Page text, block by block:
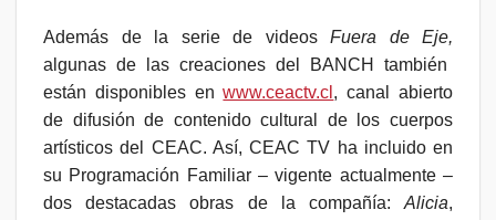
Además de la serie de videos Fuera de Eje,
algunas de las creaciones del BANCH también
están disponibles enwww.ceactv.cl , canal abierto
de difusión de contenido cultural de los cuerpos
artísticos del CEAC. Así, CEAC TV ha incluido en
su Programación Familiar – vigente actualmente –
dos destacadas obras de la compañía: Alicia,